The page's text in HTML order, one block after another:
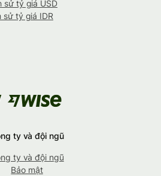
sử tỷ giá USD
sử tỷ giá IDR
ty và đội ngũ
ty và đội ngũ
Bảo mật